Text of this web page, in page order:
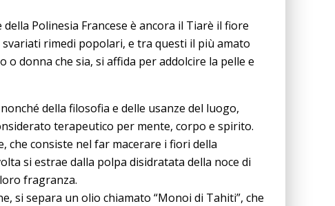
Polinesia Francese è ancora il Tiarè il fiore
rimedi popolari, e tra questi il più amato
donna che sia, si affida per addolcire la pelle e
della filosofia e delle usanze del luogo,
terapeutico per mente, corpo e spirito.
che consiste nel far macerare i fiori della
si estrae dalla polpa disidratata della noce di
fragranza.
si separa un olio chiamato “Monoi di Tahiti”, che